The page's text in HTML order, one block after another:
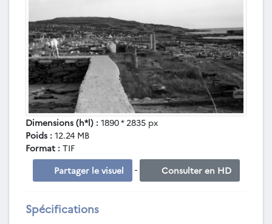
Dimensions (h*l) : 1890 * 2835 px
Poids : 12.24 MB
Format : TIF
Partager le visuel
- Consulter en HD
Spécifications